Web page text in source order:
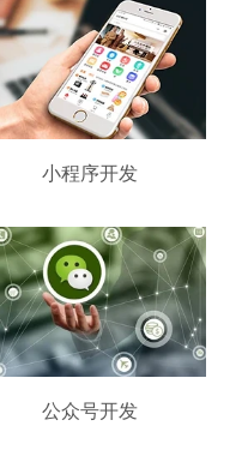
小程序开发
公众号开发